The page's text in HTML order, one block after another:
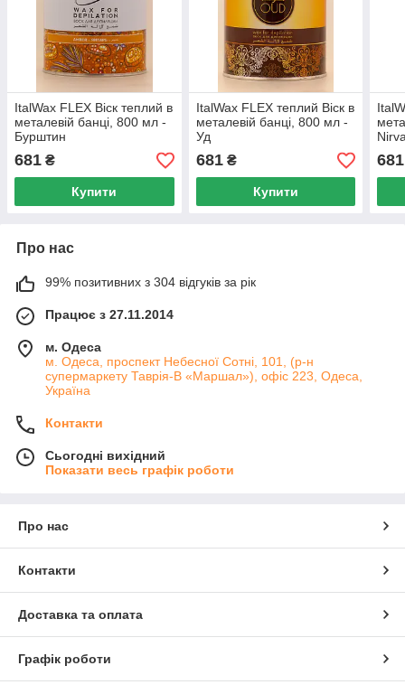
ItalWax FLEX Віск теплий в
металевій банці, 800 мл -
Бурштин
681 ₴
Купити
ItalWax FLEX теплий Віск в
металевій банці, 800 мл -
Уд
681₴
Купити
681
Про нас
99% позитивних з 304 відгуків за рік
Працює з 27.11.2014
м. Одеса
м. Одеса, проспект Небесної Сотні, 101, (р-н
супермаркету Таврія-В «Маршал»), офіс 223, Одеса,
Україна
Контакти
Сьогодні вихідний
Показати весь графік роботи
Про нас
Контакти
Доставка та оплата
Графік роботи